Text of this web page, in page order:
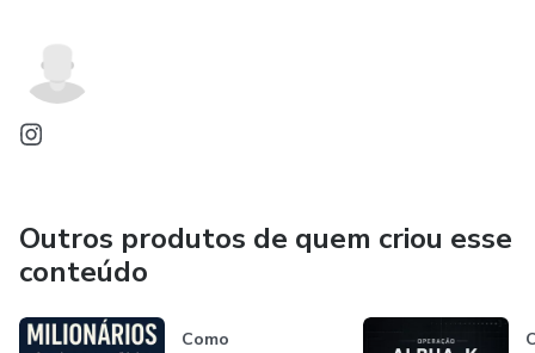
Outros produtos de quem criou esse
conteúdo
Como